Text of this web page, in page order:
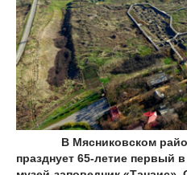
В Мясниковском районе
празднует 65-летие первый